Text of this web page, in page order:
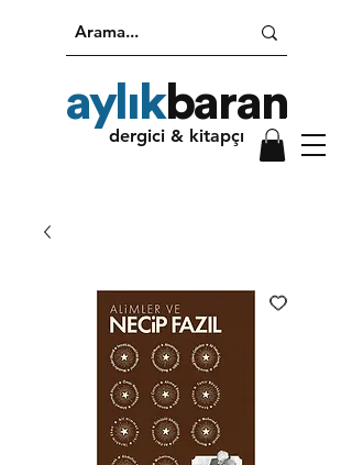
aylıkbaran
dergici & kitapçı